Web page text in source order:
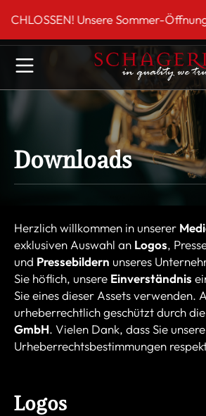
springenUnsere Sommer-
Downloads
Herzlich willkommen in unserer
exklusiven Auswahl an Logos,
und Pressebildern unseres
Sie höflich, unsere Einverständnis
Sie eines dieser Assets verwenden.
urheberrechtlich geschützt durch die
GmbH. Vielen Dank, dass Sie unsere
Urheberrechtsbestimmungen
Logos